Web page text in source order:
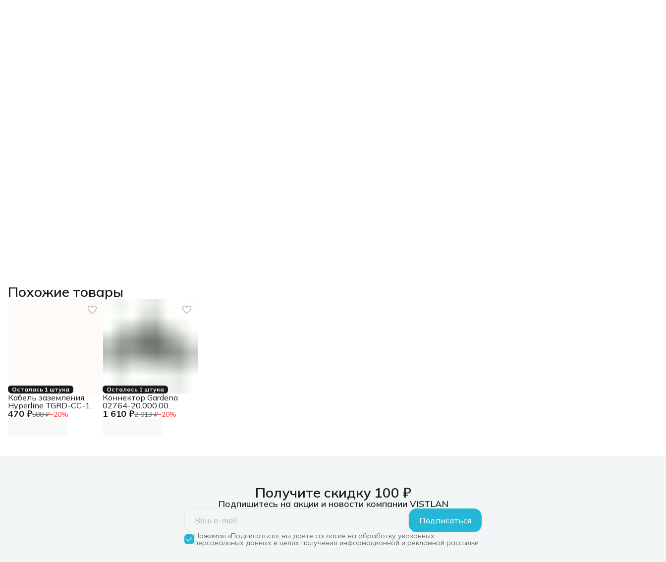
Похожие товары
Осталась 1 штука
470 ₽588 ₽−20%
Кабель заземления
Hyperline TGRD-CC-15
дл.150мм (упак.:1шт)
Осталась 1 штука
1 610 ₽2 013 ₽−20%
Коннектор Gardena
02764-20.000.00
Д.вх.3/4"
Получите скидку 100 ₽
Подпишитесь на акции и новости компании VISTLAN
Подписаться
Нажимая «Подписаться», вы даете согласие на обработку указанных
персональных данных в целях получения информационной и рекламной рассылки